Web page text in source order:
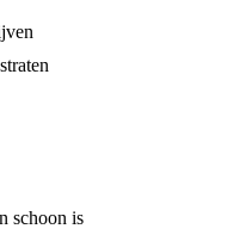
schoon is